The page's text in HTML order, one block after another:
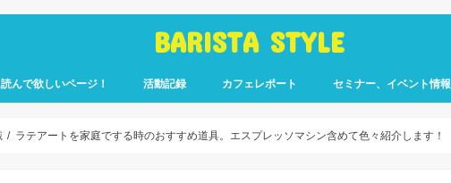
BARISTA STYLE
んで欲しいページ！
を目指したのか」
ていきます！
活動記録 カフェレポート セミナー、イベント情報
ラテアートを家庭でする時のおすすめ道具。エスプレッソマシン含めて色々紹介します！